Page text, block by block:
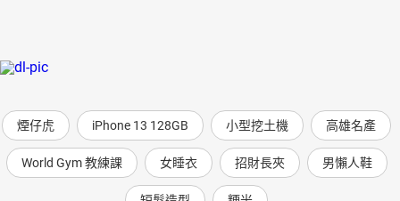
煙仔虎 iPhone 13 128GB 小型挖土機 高雄名產
World Gym 教練課 女睡衣 招財長夾 男懶人鞋